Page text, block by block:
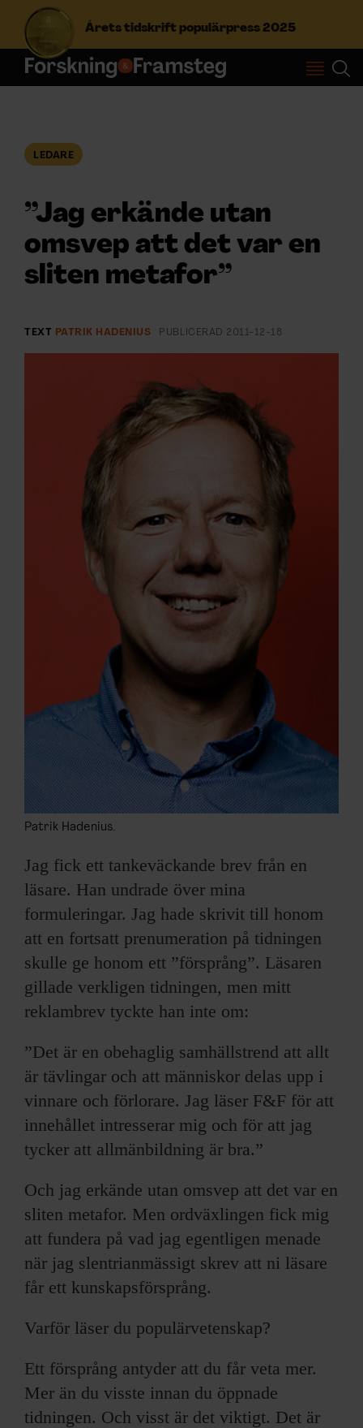
Årets tidskrift populärpress 2025
S
f
:
Logga in
NYHETSBREV
ÄMNEN
LYSSNA/PODD
EVENEMANG & RESOR
KONTAKTA F&F
SKRIV I F&F
PRENUMERERA PÅ F&F
ANNONSERA I F&F
OM F&F
LEDARE
”Jag erkände utan
omsvep att det var en
sliten metafor”
TEXT PATRIK HADENIUS PUBLICERAD 2011-12-18
Patrik Hadenius.
Jag fick ett tankeväckande brev från en
läsare. Han undrade över mina
formuleringar. Jag hade skrivit till honom
att en fortsatt prenumeration på tidningen
skulle ge honom ett ”försprång”. Läsaren
gillade verkligen tidningen, men mitt
reklambrev tyckte han inte om:
”Det är en obehaglig samhällstrend att allt
är tävlingar och att människor delas upp i
vinnare och förlorare. Jag läser F&F för att
innehållet intresserar mig och för att jag
tycker att allmänbildning är bra.”
Och jag erkände utan omsvep att det var en
sliten metafor. Men ordväxlingen fick mig
att fundera på vad jag egentligen menade
när jag slentrianmässigt skrev att ni läsare
får ett kunskapsförsprång.
Varför läser du populärvetenskap?
Ett försprång antyder att du får veta mer.
Mer än du visste innan du öppnade
tidningen. Och visst är det viktigt. Det är